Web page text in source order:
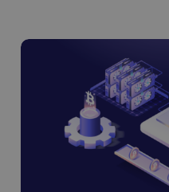
Разглеждане на активи
Открийте възможности за
Анализ на портфолио
Интелигентни прозрения